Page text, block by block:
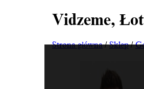
Vidzeme,
Strona główna/Sklep/